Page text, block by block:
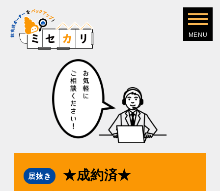
居抜き ★成約済★